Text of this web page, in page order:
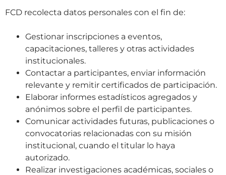
FCD recolecta datos personales con el fin de:
Gestionar inscripciones a eventos,
capacitaciones, talleres y otras actividades
institucionales.
Contactar a participantes, enviar información
relevante y remitir certificados de participación.
Elaborar informes estadísticos agregados y
anónimos sobre el perfil de participantes.
Comunicar actividades futuras, publicaciones o
convocatorias relacionadas con su misión
institucional, cuando el titular lo haya
autorizado.
Realizar investigaciones académicas, sociales o